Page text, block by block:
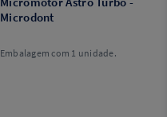
Microdont
Embalagem com 1 unidade.